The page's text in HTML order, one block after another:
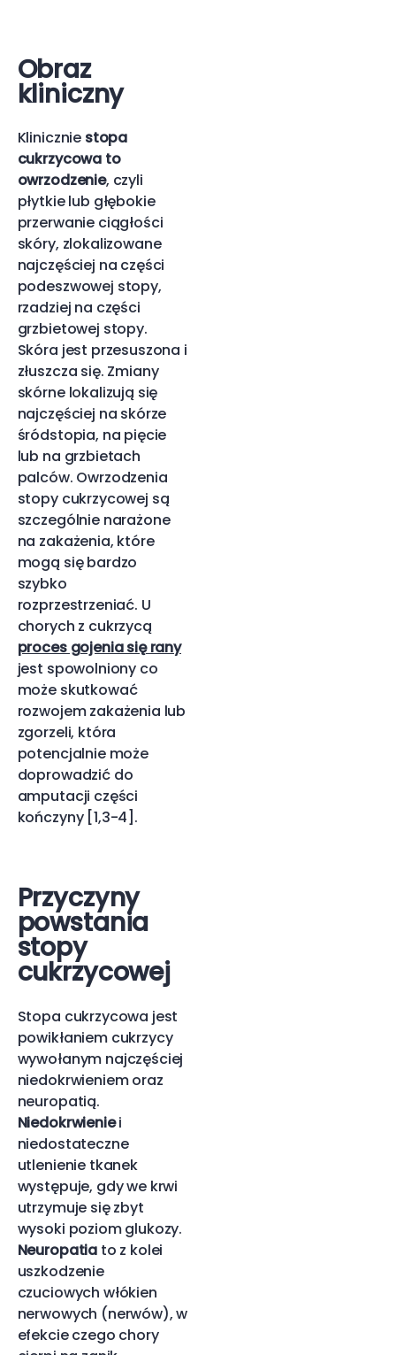
Obraz
kliniczny
Klinicznie stopa
cukrzycowa to
owrzodzenie, czyli
płytkie lub głębokie
przerwanie ciągłości
skóry, zlokalizowane
najczęściej na części
podeszwowej stopy,
rzadziej na części
grzbietowej stopy.
Skóra jest przesuszona i
złuszcza się. Zmiany
skórne lokalizują się
najczęściej na skórze
śródstopia, na pięcie
lub na grzbietach
palców. Owrzodzenia
stopy cukrzycowej są
szczególnie narażone
na zakażenia, które
mogą się bardzo
szybko
rozprzestrzeniać. U
chorych z cukrzycą
proces gojenia się rany
jest spowolniony co
może skutkować
rozwojem zakażenia lub
zgorzeli, która
potencjalnie może
doprowadzić do
amputacji części
kończyny [1,3-4].
Przyczyny
powstania
stopy
cukrzycowej
Stopa cukrzycowa jest
powikłaniem cukrzycy
wywołanym najczęściej
niedokrwieniem oraz
neuropatią.
Niedokrwieniei
niedostateczne
utlenienie tkanek
występuje, gdy we krwi
utrzymuje się zbyt
wysoki poziom glukozy.
Neuropatia to z kolei
uszkodzenie
czuciowych włókien
nerwowych (nerwów), w
efekcie czego chory